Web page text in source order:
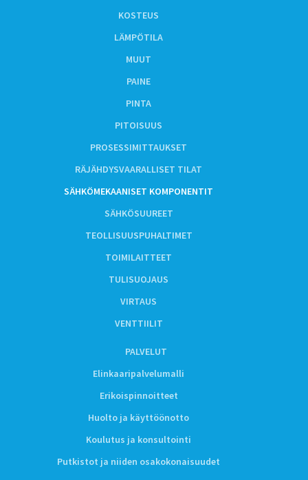
KOSTEUS
LÄMPÖTILA
MUUT
PAINE
PINTA
PITOISUUS
PROSESSIMITTAUKSET
RÄJÄHDYSVAARALLISET TILAT
SÄHKÖMEKAANISET KOMPONENTIT
SÄHKÖSUUREET
TEOLLISUUSPUHALTIMET
TOIMILAITTEET
TULISUOJAUS
VIRTAUS
VENTTIILIT
PALVELUT
Elinkaaripalvelumalli
Erikoispinnoitteet
Huolto ja käyttöönotto
Koulutus ja konsultointi
Putkistot ja niiden osakokonaisuudet